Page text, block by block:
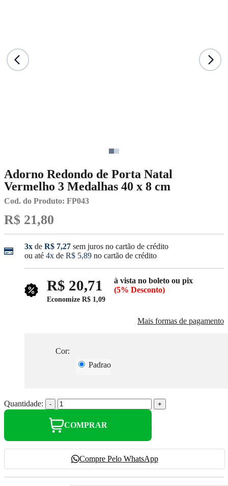
Adorno Redondo de Porta Natal
Vermelho 3 Medalhas 40 x 8 cm
Cod. do Produto: FP043
R$ 21,80
3x de R$ 7,27 sem juros no cartão de crédito
ou até 4x de R$ 5,89 no cartão de crédito
R$ 20,71
à vista no boleto ou pix
(5% Desconto)
Economize R$ 1,09
Mais formas de pagamento
Cor:
Padrao
Quantidade: - +
COMPRAR
Compre Pelo WhatsApp